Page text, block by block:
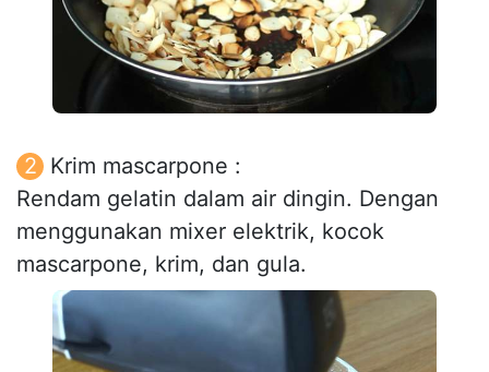
Krim mascarpone :
Rendam gelatin dalam air dingin. Dengan
menggunakan mixer elektrik, kocok
mascarpone, krim, dan gula.